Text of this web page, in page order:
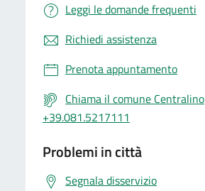
Leggi le domande frequenti
Richiedi assistenza
Prenota appuntamento
Chiama il comune Centralino
+39.081.5217111
Problemi in città
Segnala disservizio